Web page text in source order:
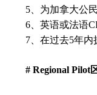
5 、为加拿大公
6 、英语或法语
7 、在过去5年
# Regional Pilot